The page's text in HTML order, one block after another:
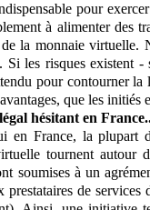
pour
à alimenter des
la monnaie virtuelle.
les risques existent -
pour contourner la
que les initiés
hésitant en
en France, la plupart
tournent autour
soumises à un
prestataires de